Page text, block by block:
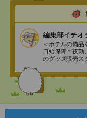
編集部イチオ
＜ホテルの備品
日給保障＊夜勤
のグッズ販売ス